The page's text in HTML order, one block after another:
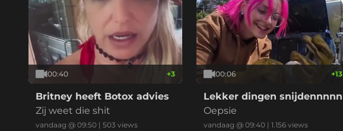
00:40 +3
Britney heeft Botox advies
Zij weet die shit
vandaag @ 09:50 | 503 views
00:06 +13
Lekker dingen snijdennnnn
Oepsie
vandaag @ 09:40| 1.156views